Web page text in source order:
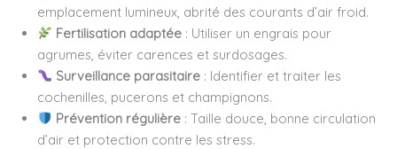
emplacement lumineux, abrité des courants d’air froid.
Fertilisation adaptée : Utiliser un engrais pour
agrumes, éviter carences et surdosages.
Surveillance parasitaire : Identifier et traiter les
cochenilles, pucerons et champignons.
Prévention régulière : Taille douce, bonne circulation
d’air et protection contre les stress.